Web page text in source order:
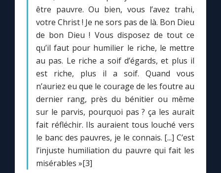
être pauvre. Ou bien, vous l’avez trahi,
votre Christ ! Je ne sors pas de là. Bon Dieu
de bon Dieu ! Vous disposez de tout ce
qu’il faut pour humilier le riche, le mettre
au pas. Le riche a soif d’égards, et plus il
est riche, plus il a soif. Quand vous
n’auriez eu que le courage de les foutre au
dernier rang, près du bénitier ou même
sur le parvis, pourquoi pas ? ça les aurait
fait réfléchir. Ils auraient tous louché vers
le banc des pauvres, je le connais. [...] C’est
l’injuste humiliation du pauvre qui fait les
misérables »[3]